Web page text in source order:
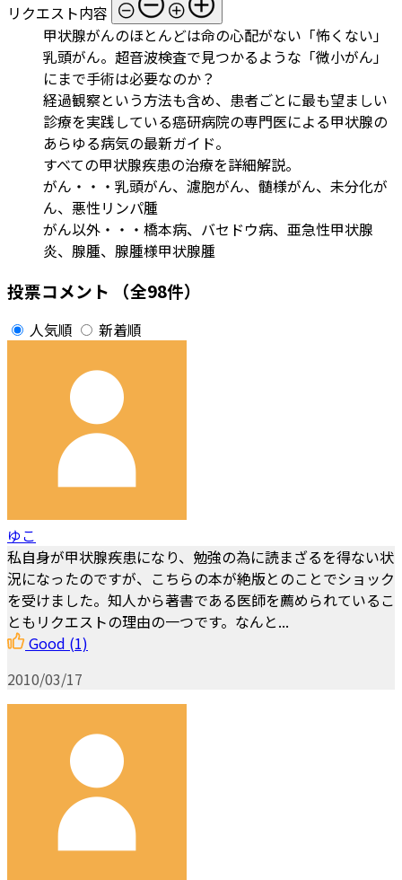
リクエスト内容
甲状腺がんのほとんどは命の心配がない「怖くない」
乳頭がん。超音波検査で見つかるような「微小がん」
にまで手術は必要なのか？
経過観察という方法も含め、患者ごとに最も望ましい
診療を実践している癌研病院の専門医による甲状腺の
あらゆる病気の最新ガイド。
すべての甲状腺疾患の治療を詳細解説。
がん・・・乳頭がん、濾胞がん、髄様がん、未分化が
ん、悪性リンパ腫
がん以外・・・橋本病、バセドウ病、亜急性甲状腺
炎、腺腫、腺腫様甲状腺腫
投票コメント （全98件）
人気順 新着順
ゆこ
私自身が甲状腺疾患になり、勉強の為に読まざるを得ない状
況になったのですが、こちらの本が絶版とのことでショック
を受けました。知人から著書である医師を薦められているこ
ともリクエストの理由の一つです。なんと...
Good (1)
2010/03/17